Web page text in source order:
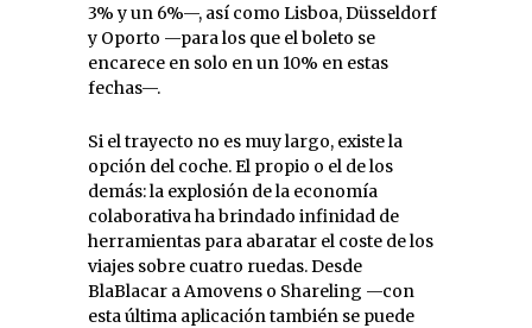
3% y un 6%—, así como Lisboa, Düsseldorf
y Oporto —para los que el boleto se
encarece en solo en un 10% en estas
fechas—.
Si el trayecto no es muy largo, existe la
opción del coche. El propio o el de los
demás: la explosión de la economía
colaborativa ha brindado infinidad de
herramientas para abaratar el coste de los
viajes sobre cuatro ruedas. Desde
BlaBlacar a Amovens o Shareling —con
esta última aplicación también se puede